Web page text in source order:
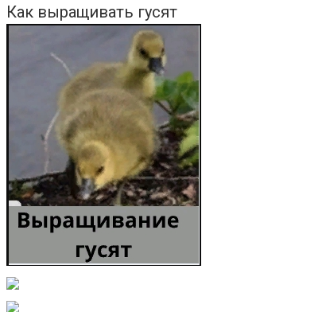
Как выращивать гусят